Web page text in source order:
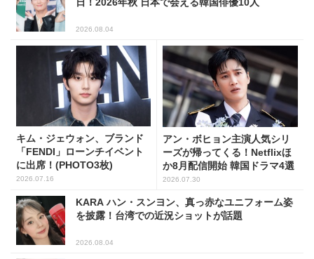
日！2026年秋 日本で会える韓国俳優10人
2026.08.04
キム・ジェウォン、ブランド
「FENDI」ローンチイベント
に出席！(PHOTO3枚)
2026.07.16
アン・ボヒョン主演人気シリ
ーズが帰ってくる！Netflixほ
か8月配信開始 韓国ドラマ4選
2026.07.30
KARA ハン・スンヨン、真っ赤なユニフォーム姿
を披露！台湾での近況ショットが話題
2026.08.04